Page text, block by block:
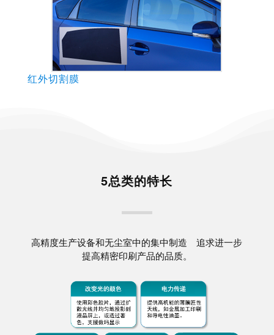
红外切割膜
5总类的特长
高精度生产设备和无尘室中的集中制造 追求进一步
提高精密印刷产品的品质。